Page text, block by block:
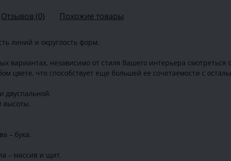
Отзывов (0) Похожие товары
линий и округлость форм.
вариантах, независимо от стиля Вашего интерьера смотреться
цвете, что способствует еще большей ее сочетаемости с
двуспальной.
высоты.
– бука.
– массив и щит.